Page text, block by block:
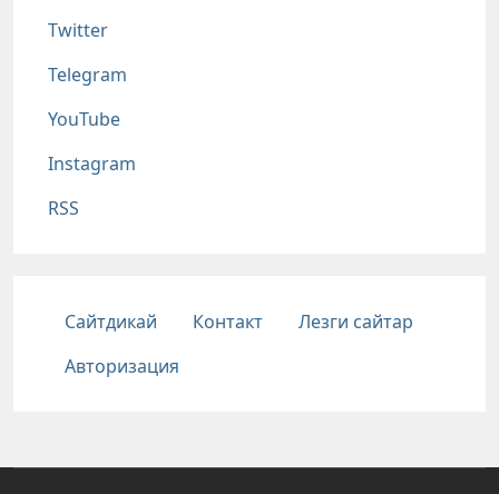
Twitter
Telegram
YouTube
Instagram
RSS
Подвал
Сайтдикай Контакт
Лезги сайтар
Авторизация